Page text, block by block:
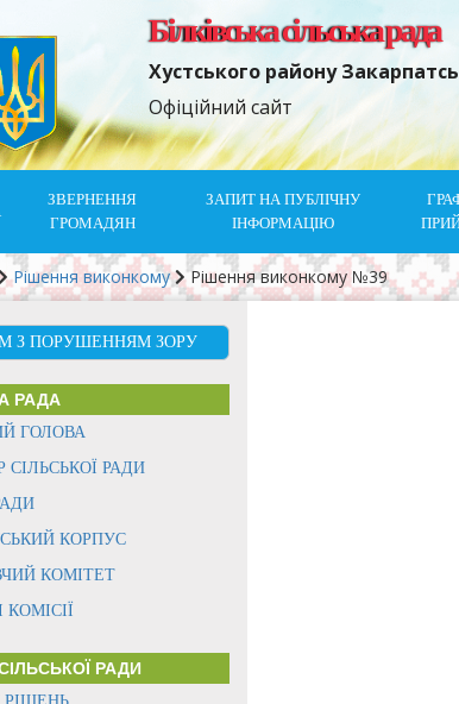
Білківська сільська рада
Хустського району
Офіційний сайт
ЗВЕРНЕННЯ
ГРОМАДЯН
ЗАПИТ НА ПУБЛІЧНУ
ІНФОРМАЦІЮ
Рішення виконкому Рішення виконкому №39
З ПОРУШЕННЯМ ЗОРУ
РАДА
ГОЛОВА
СІЛЬСЬКОЇ РАДИ
КОРПУС
КОМІТЕТ
КОМІСІЇ
РАДИ